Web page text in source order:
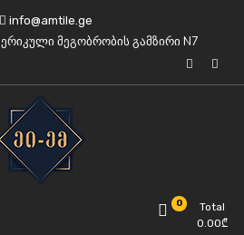
info@amtile.ge
მეგობრობის გამზირი N7
0
Total
0.00₾